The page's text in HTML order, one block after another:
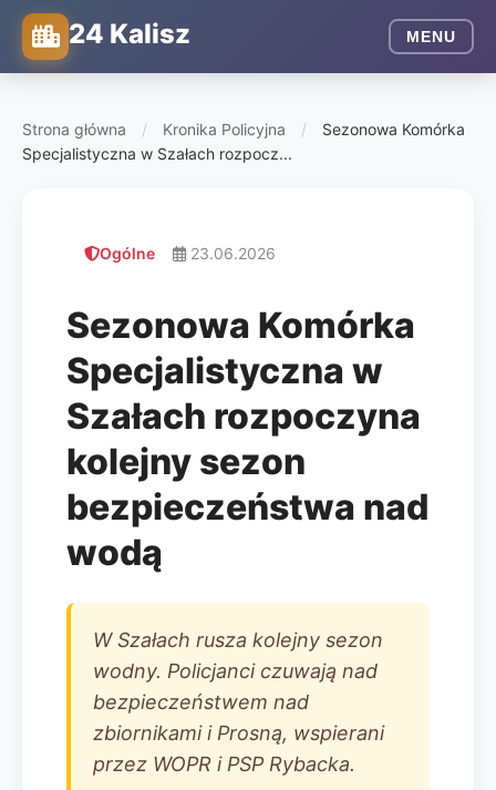
24 Kalisz MENU
Strona główna / Kronika Policyjna /
Sezonowa Komórka
Specjalistyczna w Szałach rozpocz...
Ogólne 23.06.2026
Sezonowa Komórka
Specjalistyczna w
Szałach rozpoczyna
kolejny sezon
bezpieczeństwa nad
wodą
W Szałach rusza kolejny sezon
wodny. Policjanci czuwają nad
bezpieczeństwem nad
zbiornikami i Prosną, wspierani
przez WOPR i PSP Rybacka.